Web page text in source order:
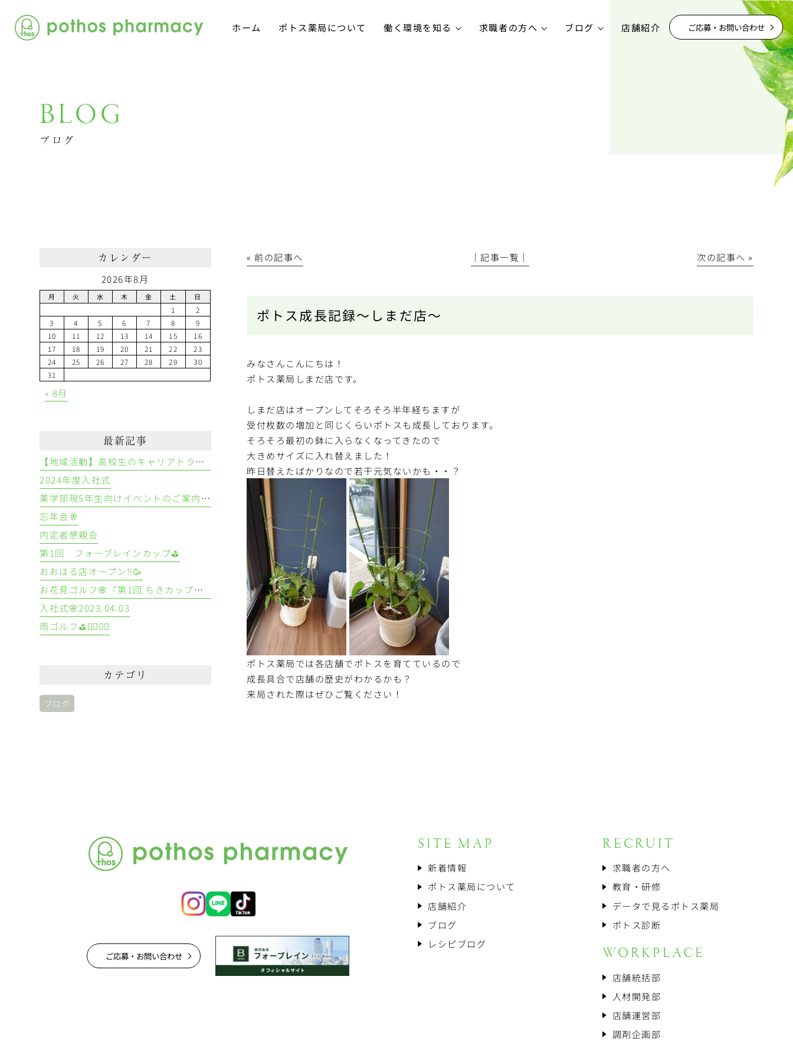
ホーム ポトス薬局について 働く環境を知る 求職者の方へ ブログ 店舗紹介 ご応募・お問い合わせ
BLOG
ブログ
« 前の記事へ │記事一覧│ 次の記事へ »
ポトス成長記録～しまだ店～
みなさんこんにちは！
ポトス薬局しまだ店です。
しまだ店はオープンしてそろそろ半年経ちますが
受付枚数の増加と同じくらいポトスも成長しております。
そろそろ最初の鉢に入らなくなってきたので
大きめサイズに入れ替えました！
昨日替えたばかりなので若干元気ないかも・・？
ポトス薬局では各店舗でポトスを育てているので
成長具合で店舗の歴史がわかるかも？
来局された際はぜひご覧ください！
カレンダー
2026年8月
月 火 水 木 金 土 日
1
2
3
4 5 6 7 8
9
10
11 12 13 14 15
16
17
18 19 20 21 22
23
24
25 26 27 28 29
30
31
« 8月
最新記事
【地域活動】高校生のキャリアトライアル
2024年度入社式
薬学部現5年生向けイベントのご案内👩‍⚕️💊
忘年会🥂
内定者懇親会
第1回 フォーブレインカップ⛳
おおはる店オープン‼️🥳
お花見ゴルフ🌸『第1回 ちきカップ🏆』
入社式🌸2023.04.03
雨ゴルフ⛳🏌️‍♀️🏌️‍♂️
カテゴリ
ブログ
ご応募・お問い合わせ
SITE MAP
新着情報
ポトス薬局について
店舗紹介
ブログ
レシピブログ
RECRUIT
求職者の方へ
教育・研修
データで見るポトス薬局
ポトス診断
WORKPLACE
店舗統括部
人材開発部
店舗運営部
調剤企画部